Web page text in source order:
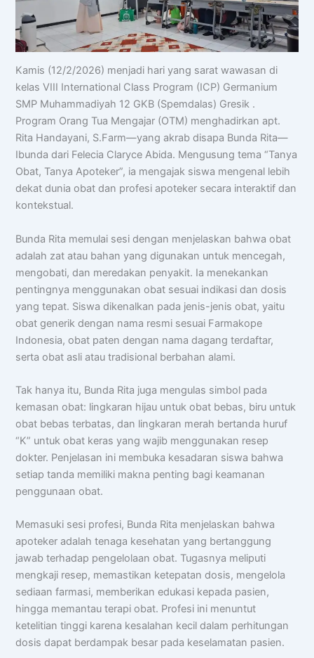
Chat AISA
Artificial Intelligence Spemdalas Assistant
Halo! Saya AISA-ArtificialIntelligence
pemdalas
ssistant.
Ada yang bisa saya bantu?
📝 Info Pendaftaran (PPDB)
Kamis (12/2/2026) menjadi hari yang sarat wawasan di
kelas VIII International Class Program (ICP) Germanium
SMP Muhammadiyah 12 GKB (Spemdalas) Gresik .
Program Orang Tua Mengajar (OTM) menghadirkan apt.
Rita Handayani, S.Farm—yang akrab disapa Bunda Rita—
Ibunda dari Felecia Claryce Abida. Mengusung tema “Tanya
Obat, Tanya Apoteker”, ia mengajak siswa mengenal lebih
dekat dunia obat dan profesi apoteker secara interaktif dan
kontekstual.
Bunda Rita memulai sesi dengan menjelaskan bahwa obat
adalah zat atau bahan yang digunakan untuk mencegah,
mengobati, dan meredakan penyakit. Ia menekankan
pentingnya menggunakan obat sesuai indikasi dan dosis
yang tepat. Siswa dikenalkan pada jenis-jenis obat, yaitu
obat generik dengan nama resmi sesuai Farmakope
Indonesia, obat paten dengan nama dagang terdaftar,
serta obat asli atau tradisional berbahan alami.
Tak hanya itu, Bunda Rita juga mengulas simbol pada
kemasan obat: lingkaran hijau untuk obat bebas, biru untuk
obat bebas terbatas, dan lingkaran merah bertanda huruf
“K” untuk obat keras yang wajib menggunakan resep
dokter. Penjelasan ini membuka kesadaran siswa bahwa
setiap tanda memiliki makna penting bagi keamanan
penggunaan obat.
Memasuki sesi profesi, Bunda Rita menjelaskan bahwa
apoteker adalah tenaga kesehatan yang bertanggung
jawab terhadap pengelolaan obat. Tugasnya meliputi
mengkaji resep, memastikan ketepatan dosis, mengelola
sediaan farmasi, memberikan edukasi kepada pasien,
hingga memantau terapi obat. Profesi ini menuntut
ketelitian tinggi karena kesalahan kecil dalam perhitungan
dosis dapat berdampak besar pada keselamatan pasien.